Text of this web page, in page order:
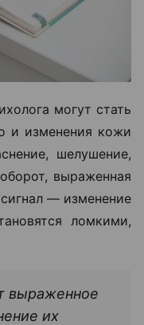
могут стать
и изменения кожи
шелушение,
выраженная
— изменение
ломкими,
выраженное
их